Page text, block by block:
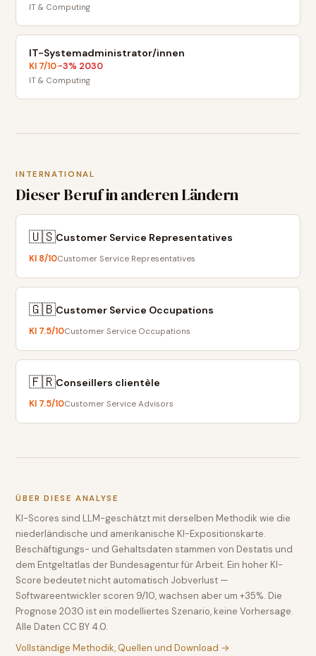
IT & Computing
IT-Systemadministrator/innen
KI 7/10·-3% 2030
IT & Computing
INTERNATIONAL
Dieser Beruf in anderen Ländern
🇺🇸Customer Service Representatives
KI 8/10Customer Service Representatives
🇬🇧Customer Service Occupations
KI 7.5/10Customer Service Occupations
🇫🇷Conseillers clientèle
KI 7.5/10Customer Service Advisors
ÜBER DIESE ANALYSE
KI-Scores sind LLM-geschätzt mit derselben Methodik wie die
niederländische und amerikanische KI-Expositionskarte.
Beschäftigungs- und Gehaltsdaten stammen von Destatis und
dem Entgeltatlas der Bundesagentur für Arbeit. Ein hoher KI-
Score bedeutet nicht automatisch Jobverlust —
Softwareentwickler scoren 9/10, wachsen aber um +35%. Die
Prognose 2030 ist ein modelliertes Szenario, keine Vorhersage.
Alle Daten CC BY 4.0.
Vollständige Methodik, Quellen und Download →